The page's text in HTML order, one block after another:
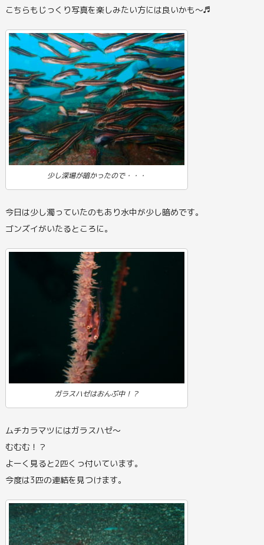
こちらもじっくり写真を楽しみたい方には良いかも～♬
少し深場が暗かったので・・・
今日は少し濁っていたのもあり水中が少し暗めです。
ゴンズイがいたるところに。
ガラスハゼはおんぶ中！？
ムチカラマツにはガラスハゼ～
むむむ！？
よーく見ると2匹くっ付いています。
今度は3匹の連結を見つけます。